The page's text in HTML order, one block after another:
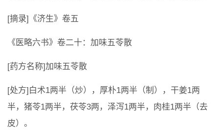
[摘录]《济生》卷五
《医略六书》卷二十：加味五苓散
[药方名称]加味五苓散
[处方]白术1两半（炒），厚朴1两半（制），干姜1两
半，猪苓1两半，茯苓3两，泽泻1两半，肉桂1两半（去
皮）。